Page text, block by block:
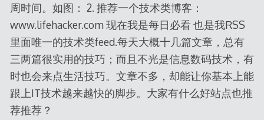
周时间。如图： 2. 推荐一个技术类博客：
www.lifehacker.com 现在我是每日必看 也是我RSS
里面唯一的技术类feed.每天大概十几篇文章，总有
三两篇很实用的技巧；而且不光是信息数码技术，有
时也会来点生活技巧。文章不多，却能让你基本上能
跟上IT技术越来越快的脚步。大家有什么好站点也推
荐推荐？